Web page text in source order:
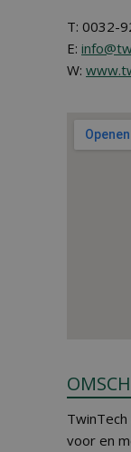
T: 0032-
E:
W:
voor en